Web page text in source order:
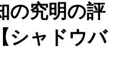
の究明の評
シャドウバ